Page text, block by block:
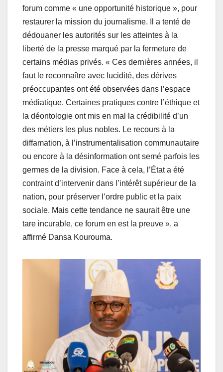
forum comme « une opportunité historique », pour
restaurer la mission du journalisme. Il a tenté de
dédouaner les autorités sur les atteintes à la
liberté de la presse marqué par la fermeture de
certains médias privés. « Ces dernières années, il
faut le reconnaître avec lucidité, des dérives
préoccupantes ont été observées dans l’espace
médiatique. Certaines pratiques contre l’éthique et
la déontologie ont mis en mal la crédibilité d’un
des métiers les plus nobles. Le recours à la
diffamation, à l’instrumentalisation communautaire
ou encore à la désinformation ont semé parfois les
germes de la division. Face à cela, l’État a été
contraint d’intervenir dans l’intérêt supérieur de la
nation, pour préserver l’ordre public et la paix
sociale. Mais cette tendance ne saurait être une
tare incurable, ce forum en est la preuve », a
affirmé Dansa Kourouma.